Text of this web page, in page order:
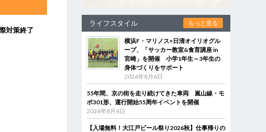
対策終了
ライフスタイル もっと見る
横浜F・マリノス×日清オイリオグル
ープ、「サッカー教室&食育講座 in
宮崎」を開催 小学1年生～3年生の
身体づくりをサポート
2026年8月6日
55年間、京の街を走り続けてきた車両 嵐山線・モ
ボ301形、運行開始55周年イベントを開催
2026年8月6日
【入場無料！大江戸ビール祭り2026秋】仕事帰りの